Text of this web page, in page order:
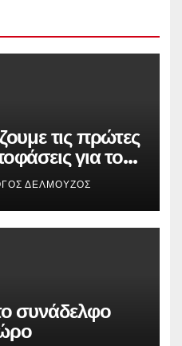
τις πρώτες
για τους
που
αγώνα ενάντια
αξιολόγηση!
ΔΕΛΜΟΎΖΟΣ
συνάδελφο